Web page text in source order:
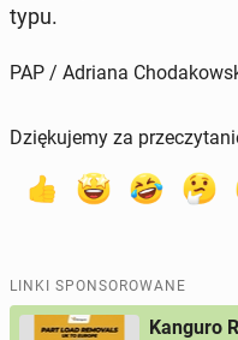
typu.
PAP / Adriana
Dziękujemy za
LINKI SPONSOROWANE
Kanguro